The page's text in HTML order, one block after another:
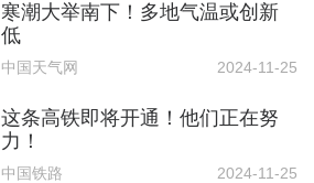
寒潮大举南下！多地气温或创新
低
中国天气网 2024-11-25
这条高铁即将开通！他们正在努
力！
中国铁路 2024-11-25